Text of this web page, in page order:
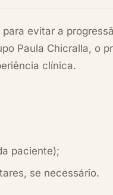
evitar a
Paula Chicralla, o
clínica.
paciente);
se necessário.